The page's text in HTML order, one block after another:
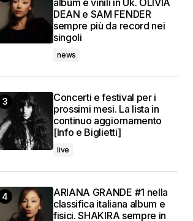
album e vinili in Uk. OLIVIA
DEAN e SAM FENDER
sempre più da record nei
singoli
news
Concerti e festival per i
prossimi mesi. La lista in
continuo aggiornamento
[Info e Biglietti]
live
ARIANA GRANDE #1 nella
classifica italiana album e
fisici. SHAKIRA sempre in